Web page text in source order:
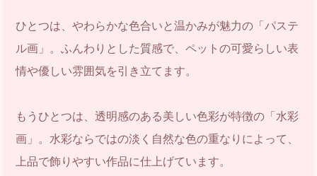
ひとつは、やわらかな色合いと温かみが魅力の「パステ
ル画」。ふんわりとした質感で、ペットの可愛らしい表
情や優しい雰囲気を引き立てます。
もうひとつは、透明感のある美しい色彩が特徴の「水彩
画」。水彩ならではの淡く自然な色の重なりによって、
上品で飾りやすい作品に仕上げています。